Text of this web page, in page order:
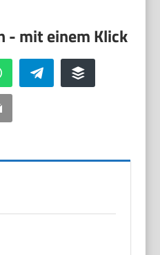
WhatsApp Telegram Buffer
Email